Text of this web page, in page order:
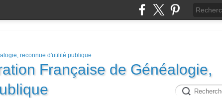
Française de Généalogie,